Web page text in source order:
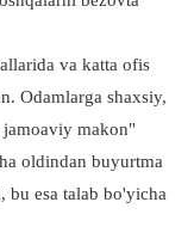
va katta ofis
Odamlarga shaxsiy,
makon"
oldindan buyurtma
bu esa talab bo'yicha